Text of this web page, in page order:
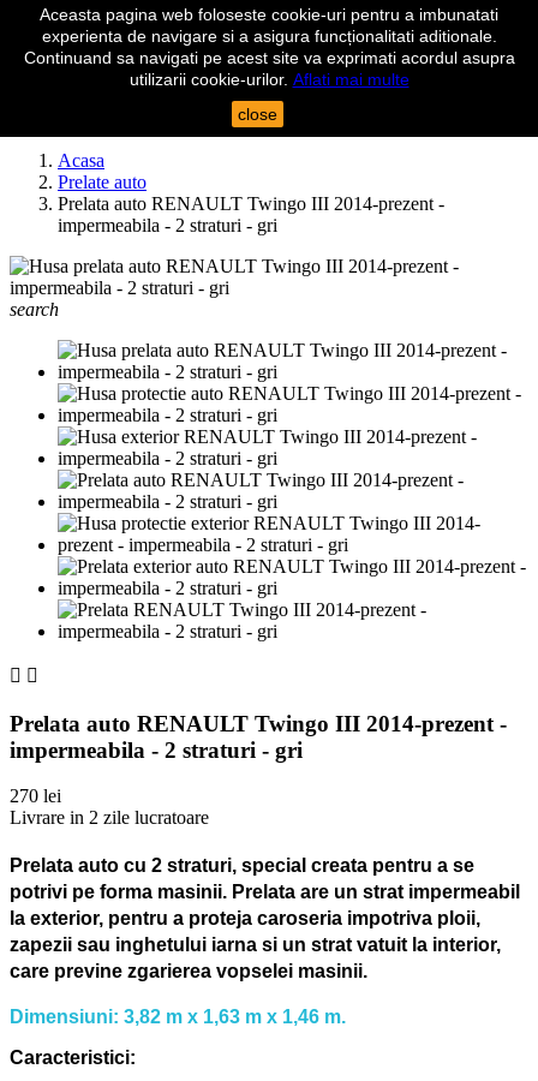
shopping_cart Cos (0)
Acasa
Prelate auto
Prelata auto RENAULT Twingo III 2014-prezent -
impermeabila - 2 straturi - gri
search
 
Prelata auto RENAULT Twingo III 2014-prezent -
impermeabila - 2 straturi - gri
270 lei
Livrare in 2 zile lucratoare
Prelata auto cu 2 straturi, special creata pentru a se
potrivi pe forma masinii. Prelata are un strat impermeabil
la exterior, pentru a proteja caroseria impotriva ploii,
zapezii sau inghetului iarna si un strat vatuit la interior,
care previne zgarierea vopselei masinii.
Dimensiuni: 3,82 m x 1,63 m x 1,46 m.
Caracteristici:
Aceasta pagina web foloseste cookie-uri pentru a imbunatati
experienta de navigare si a asigura funcționalitati aditionale.
Continuand sa navigati pe acest site va exprimati acordul asupra
utilizarii cookie-urilor. Aflati mai multe
close